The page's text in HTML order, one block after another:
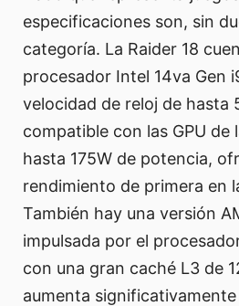
especificaciones son, sin
categoría. La Raider 18
procesador Intel 14va Gen
velocidad de reloj de hasta
compatible con las GPU de
hasta 175W de potencia,
rendimiento de primera en
También hay una versión
impulsada por el
con una gran caché L3 de
aumenta